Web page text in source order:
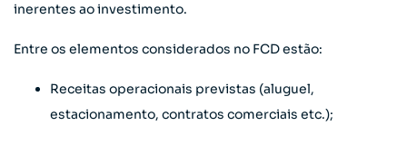
inerentes ao investimento.
Entre os elementos considerados no FCD estão:
Receitas operacionais previstas (aluguel,
estacionamento, contratos comerciais etc.);